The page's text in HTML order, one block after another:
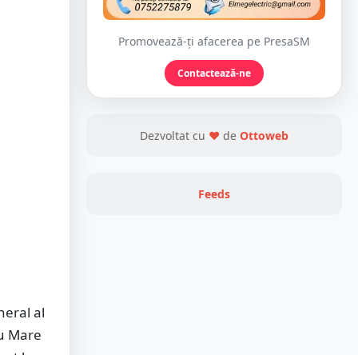
al
Mare
Promovează-ți afacerea pe PresaSM
Contactează-ne
Dezvoltat cu ❤ de Ottoweb
Feeds